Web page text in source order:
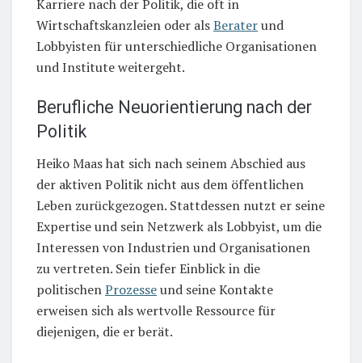
Karriere nach der Politik, die oft in
Wirtschaftskanzleien oder alsBeraterund
Lobbyisten für unterschiedliche Organisationen
und Institute weitergeht.
Berufliche Neuorientierung nach der
Politik
Heiko Maas hat sich nach seinem Abschied aus
der aktiven Politik nicht aus dem öffentlichen
Leben zurückgezogen. Stattdessen nutzt er seine
Expertise und sein Netzwerk als Lobbyist, um die
Interessen von Industrien und Organisationen
zu vertreten. Sein tiefer Einblick in die
politischenProzesseund seine Kontakte
erweisen sich als wertvolle Ressource für
diejenigen, die er berät.